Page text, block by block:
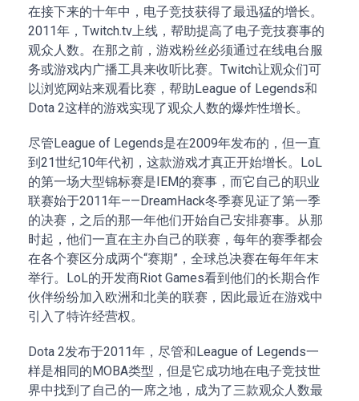
在接下来的十年中，电子竞技获得了最迅猛的增长。
2011年，Twitch.tv上线，帮助提高了电子竞技赛事的
观众人数。在那之前，游戏粉丝必须通过在线电台服
务或游戏内广播工具来收听比赛。Twitch让观众们可
以浏览网站来观看比赛，帮助League of Legends和
Dota 2这样的游戏实现了观众人数的爆炸性增长。
尽管League of Legends是在2009年发布的，但一直
到21世纪10年代初，这款游戏才真正开始增长。LoL
的第一场大型锦标赛是IEM的赛事，而它自己的职业
联赛始于2011年——DreamHack冬季赛见证了第一季
的决赛，之后的那一年他们开始自己安排赛事。从那
时起，他们一直在主办自己的联赛，每年的赛季都会
在各个赛区分成两个“赛期”，全球总决赛在每年年末
举行。LoL的开发商Riot Games看到他们的长期合作
伙伴纷纷加入欧洲和北美的联赛，因此最近在游戏中
引入了特许经营权。
Dota 2发布于2011年，尽管和League of Legends一
样是相同的MOBA类型，但是它成功地在电子竞技世
界中找到了自己的一席之地，成为了三款观众人数最